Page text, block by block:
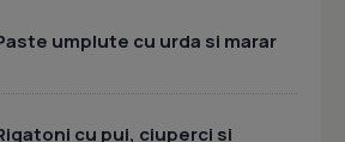
umplute cu urda si marar
cu pui, ciuperci si